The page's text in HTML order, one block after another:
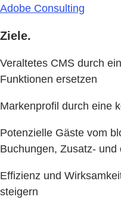
Adobe Consulting
Ziele.
Veraltetes CMS durch
Funktionen ersetzen
Markenprofil durch eine
Potenzielle Gäste vom
Buchungen, Zusatz-
Effizienz und
steigern